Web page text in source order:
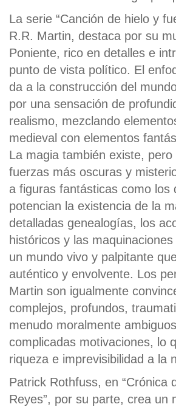
La serie “Canción de hielo y
R.R. Martin, destaca por su
Poniente, rico en detalles e
punto de vista político. El
da a la construcción del
por una sensación de
realismo, mezclando
medieval con elementos
La magia también existe, pero
fuerzas más oscuras y
a figuras fantásticas como los
potencian la existencia de la
detalladas genealogías, los
históricos y las
un mundo vivo y palpitante
auténtico y envolvente. Los
Martin son igualmente
complejos, profundos,
menudo moralmente
complicadas motivaciones, lo
riqueza e imprevisibilidad a la
Patrick Rothfuss, en “Crónica
Reyes”, por su parte, crea un